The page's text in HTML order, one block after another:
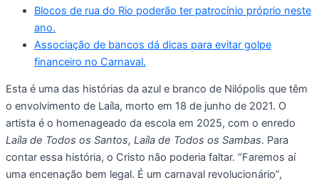
Blocos de rua do Rio poderão ter patrocínio próprio neste
ano.
Associação de bancos dá dicas para evitar golpe
financeiro no Carnaval.
Esta é uma das histórias da azul e branco de Nilópolis que têm
o envolvimento de Laíla, morto em 18 de junho de 2021. O
artista é o homenageado da escola em 2025, com o enredo
Laíla de Todos os Santos, Laíla de Todos os Sambas. Para
contar essa história, o Cristo não poderia faltar. “Faremos aí
uma encenação bem legal. É um carnaval revolucionário”,